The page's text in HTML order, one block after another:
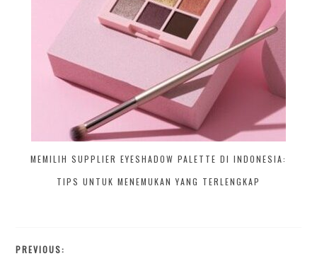
MEMILIH SUPPLIER EYESHADOW PALETTE DI INDONESIA:
TIPS UNTUK MENEMUKAN YANG TERLENGKAP
PREVIOUS: